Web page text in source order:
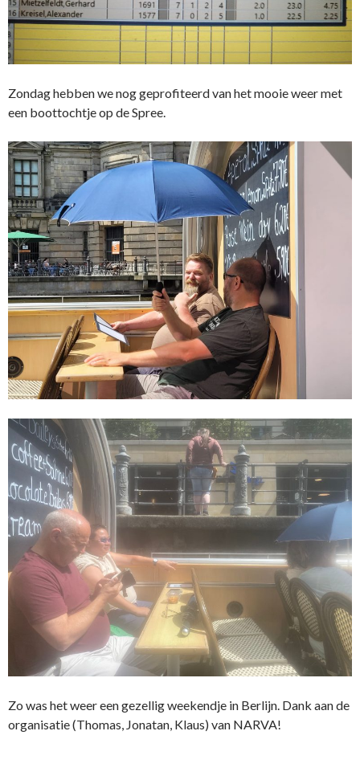
Zondag hebben we nog geprofiteerd van het mooie weer met
een boottochtje op de Spree.
Zo was het weer een gezellig weekendje in Berlijn. Dank aan de
organisatie (Thomas, Jonatan, Klaus) van NARVA!